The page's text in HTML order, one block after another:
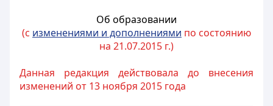
Об образовании
(с изменениями и дополнениями по состоянию
на 21.07.2015 г.)
Данная редакция действовала до внесения
изменений от 13 ноября 2015 года